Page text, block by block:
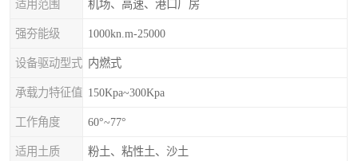
适用范围 机场、高速、港口厂房
强夯能级 1000kn.m-25000
设备驱动型式 内燃式
承载力特征值 150Kpa~300Kpa
工作角度 60°~77°
适用土质 粉土、粘性土、沙土